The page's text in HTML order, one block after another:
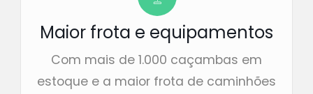
Maior frota e equipamentos
Com mais de 1.000 caçambas em
estoque e a maior frota de caminhões